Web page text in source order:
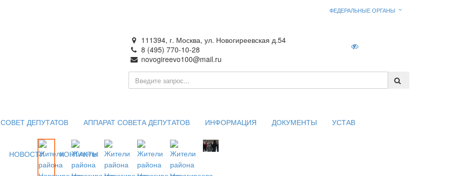
ФЕДЕРАЛЬНЫЕ ОРГАНЫ
111394, г. Москва, ул. Новогиреевская д.54
8 (495) 770-10-28
novogireevo100@mail.ru
СОВЕТ ДЕПУТАТОВ АППАРАТ СОВЕТА ДЕПУТАТОВ ИНФОРМАЦИЯ ДОКУМЕНТЫ УСТАВ
НОВОСТИ КОНТАКТЫ